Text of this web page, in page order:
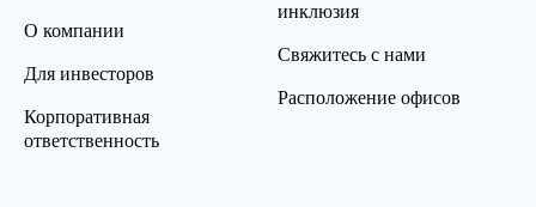
О компании
Для инвесторов
Корпоративная
ответственность
инклюзия
Свяжитесь с нами
Расположение офисов